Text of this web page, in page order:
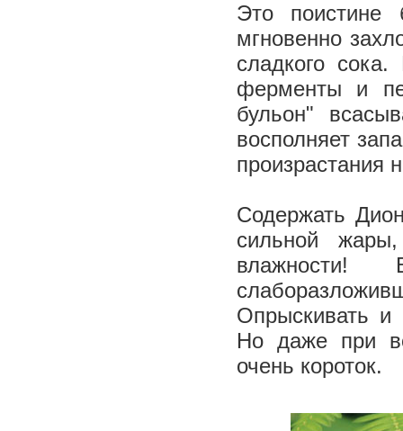
Это поистине
мгновенно
сладкого
ферменты и
бульон"
восполняет
произрастания
Содержать
сильной
Опрыскивать и
Но даже при
очень короток.